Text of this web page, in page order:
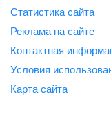
Статистика сайта
Реклама на сайте
Контактная
Условия
Карта сайта